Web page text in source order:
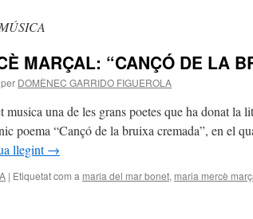
MÚSICA
MARÇAL: “CANÇÓ DE LA
per DOMÈNEC GARRIDO FIGUEROLA
una de les grans poetes que ha donat la
poema “Cançó de la bruixa cremada”, en el
llegint→
| Etiquetat com a maria del mar bonet, maria mercè